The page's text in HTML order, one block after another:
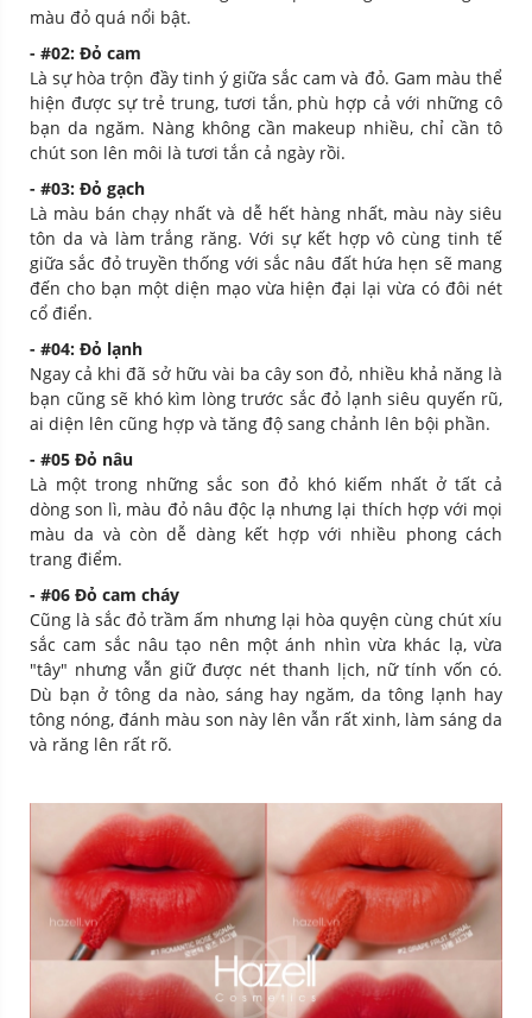
màu đỏ quá nổi bật.
- #02: Đỏ cam
Là sự hòa trộn đầy tinh ý giữa sắc cam và đỏ. Gam màu thể
hiện được sự trẻ trung, tươi tắn, phù hợp cả với những cô
bạn da ngăm. Nàng không cần makeup nhiều, chỉ cần tô
chút son lên môi là tươi tắn cả ngày rồi.
- #03: Đỏ gạch
Là màu bán chạy nhất và dễ hết hàng nhất, màu này siêu
tôn da và làm trắng răng. Với sự kết hợp vô cùng tinh tế
giữa sắc đỏ truyền thống với sắc nâu đất hứa hẹn sẽ mang
đến cho bạn một diện mạo vừa hiện đại lại vừa có đôi nét
cổ điển.
- #04: Đỏ lạnh
Ngay cả khi đã sở hữu vài ba cây son đỏ, nhiều khả năng là
bạn cũng sẽ khó kìm lòng trước sắc đỏ lạnh siêu quyến rũ,
ai diện lên cũng hợp và tăng độ sang chảnh lên bội phần.
- #05 Đỏ nâu
Là một trong những sắc son đỏ khó kiếm nhất ở tất cả
dòng son lì, màu đỏ nâu độc lạ nhưng lại thích hợp với mọi
màu da và còn dễ dàng kết hợp với nhiều phong cách
trang điểm.
- #06 Đỏ cam cháy
Cũng là sắc đỏ trầm ấm nhưng lại hòa quyện cùng chút xíu
sắc cam sắc nâu tạo nên một ánh nhìn vừa khác lạ, vừa
"tây" nhưng vẫn giữ được nét thanh lịch, nữ tính vốn có.
Dù bạn ở tông da nào, sáng hay ngăm, da tông lạnh hay
tông nóng, đánh màu son này lên vẫn rất xinh, làm sáng da
và răng lên rất rõ.